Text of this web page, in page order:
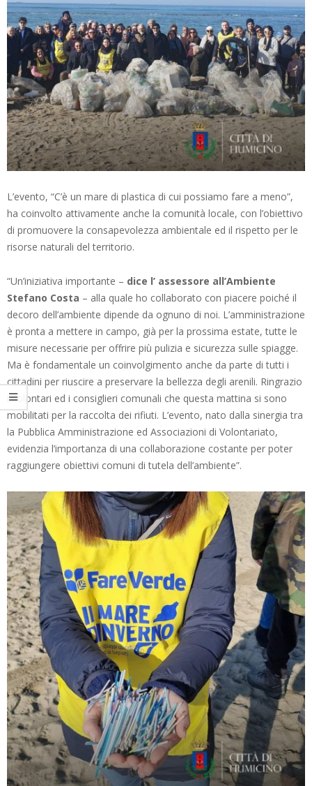
L’evento, “C’è un mare di plastica di cui possiamo fare a meno”,
ha coinvolto attivamente anche la comunità locale, con l’obiettivo
di promuovere la consapevolezza ambientale ed il rispetto per le
risorse naturali del territorio.
“Un’iniziativa importante – dice l’ assessore all’Ambiente
Stefano Costa – alla quale ho collaborato con piacere poiché il
decoro dell’ambiente dipende da ognuno di noi. L’amministrazione
è pronta a mettere in campo, già per la prossima estate, tutte le
misure necessarie per offrire più pulizia e sicurezza sulle spiagge.
Ma è fondamentale un coinvolgimento anche da parte di tutti i
cittadini per riuscire a preservare la bellezza degli arenili. Ringrazio
i volontari ed i consiglieri comunali che questa mattina si sono
mobilitati per la raccolta dei rifiuti. L’evento, nato dalla sinergia tra
la Pubblica Amministrazione ed Associazioni di Volontariato,
evidenzia l’importanza di una collaborazione costante per poter
raggiungere obiettivi comuni di tutela dell’ambiente”.